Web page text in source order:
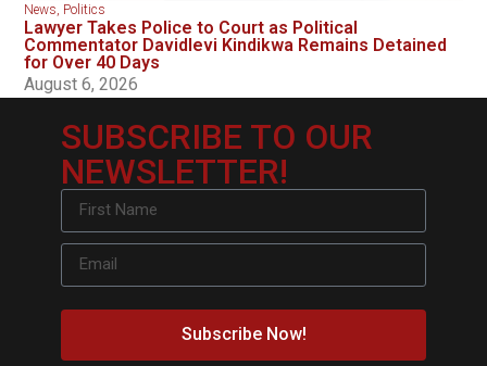
News, Politics
Lawyer Takes Police to Court as Political
Commentator Davidlevi Kindikwa Remains Detained
for Over 40 Days
August 6, 2026
SUBSCRIBE TO OUR
NEWSLETTER!
Subscribe Now!